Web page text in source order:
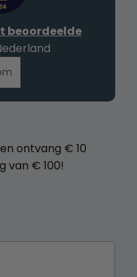
ontvang € 10
van € 100!
beoordeelde